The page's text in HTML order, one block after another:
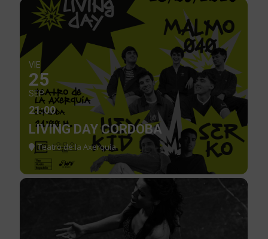
VIE
25
SEP
21:00
LIVING DAY CORDOBA
Teatro de la Axerquía